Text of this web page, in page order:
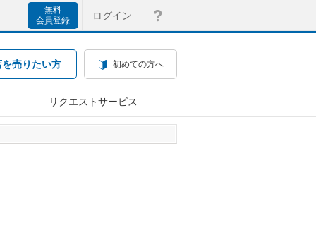
無料
会員登録
ログイン
を売りたい方 初めての方へ
リクエストサービス